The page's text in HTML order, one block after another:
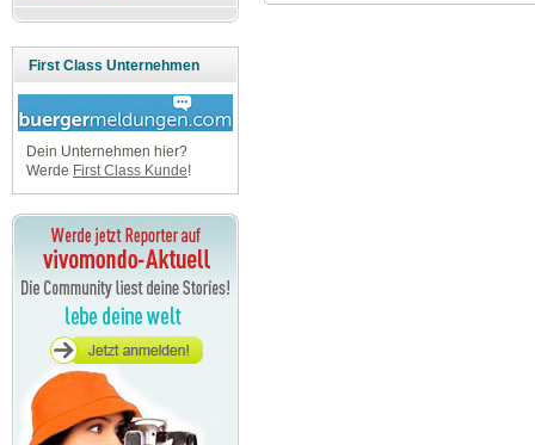
First Class Unternehmen
Dein Unternehmen hier?
Werde First Class Kunde!